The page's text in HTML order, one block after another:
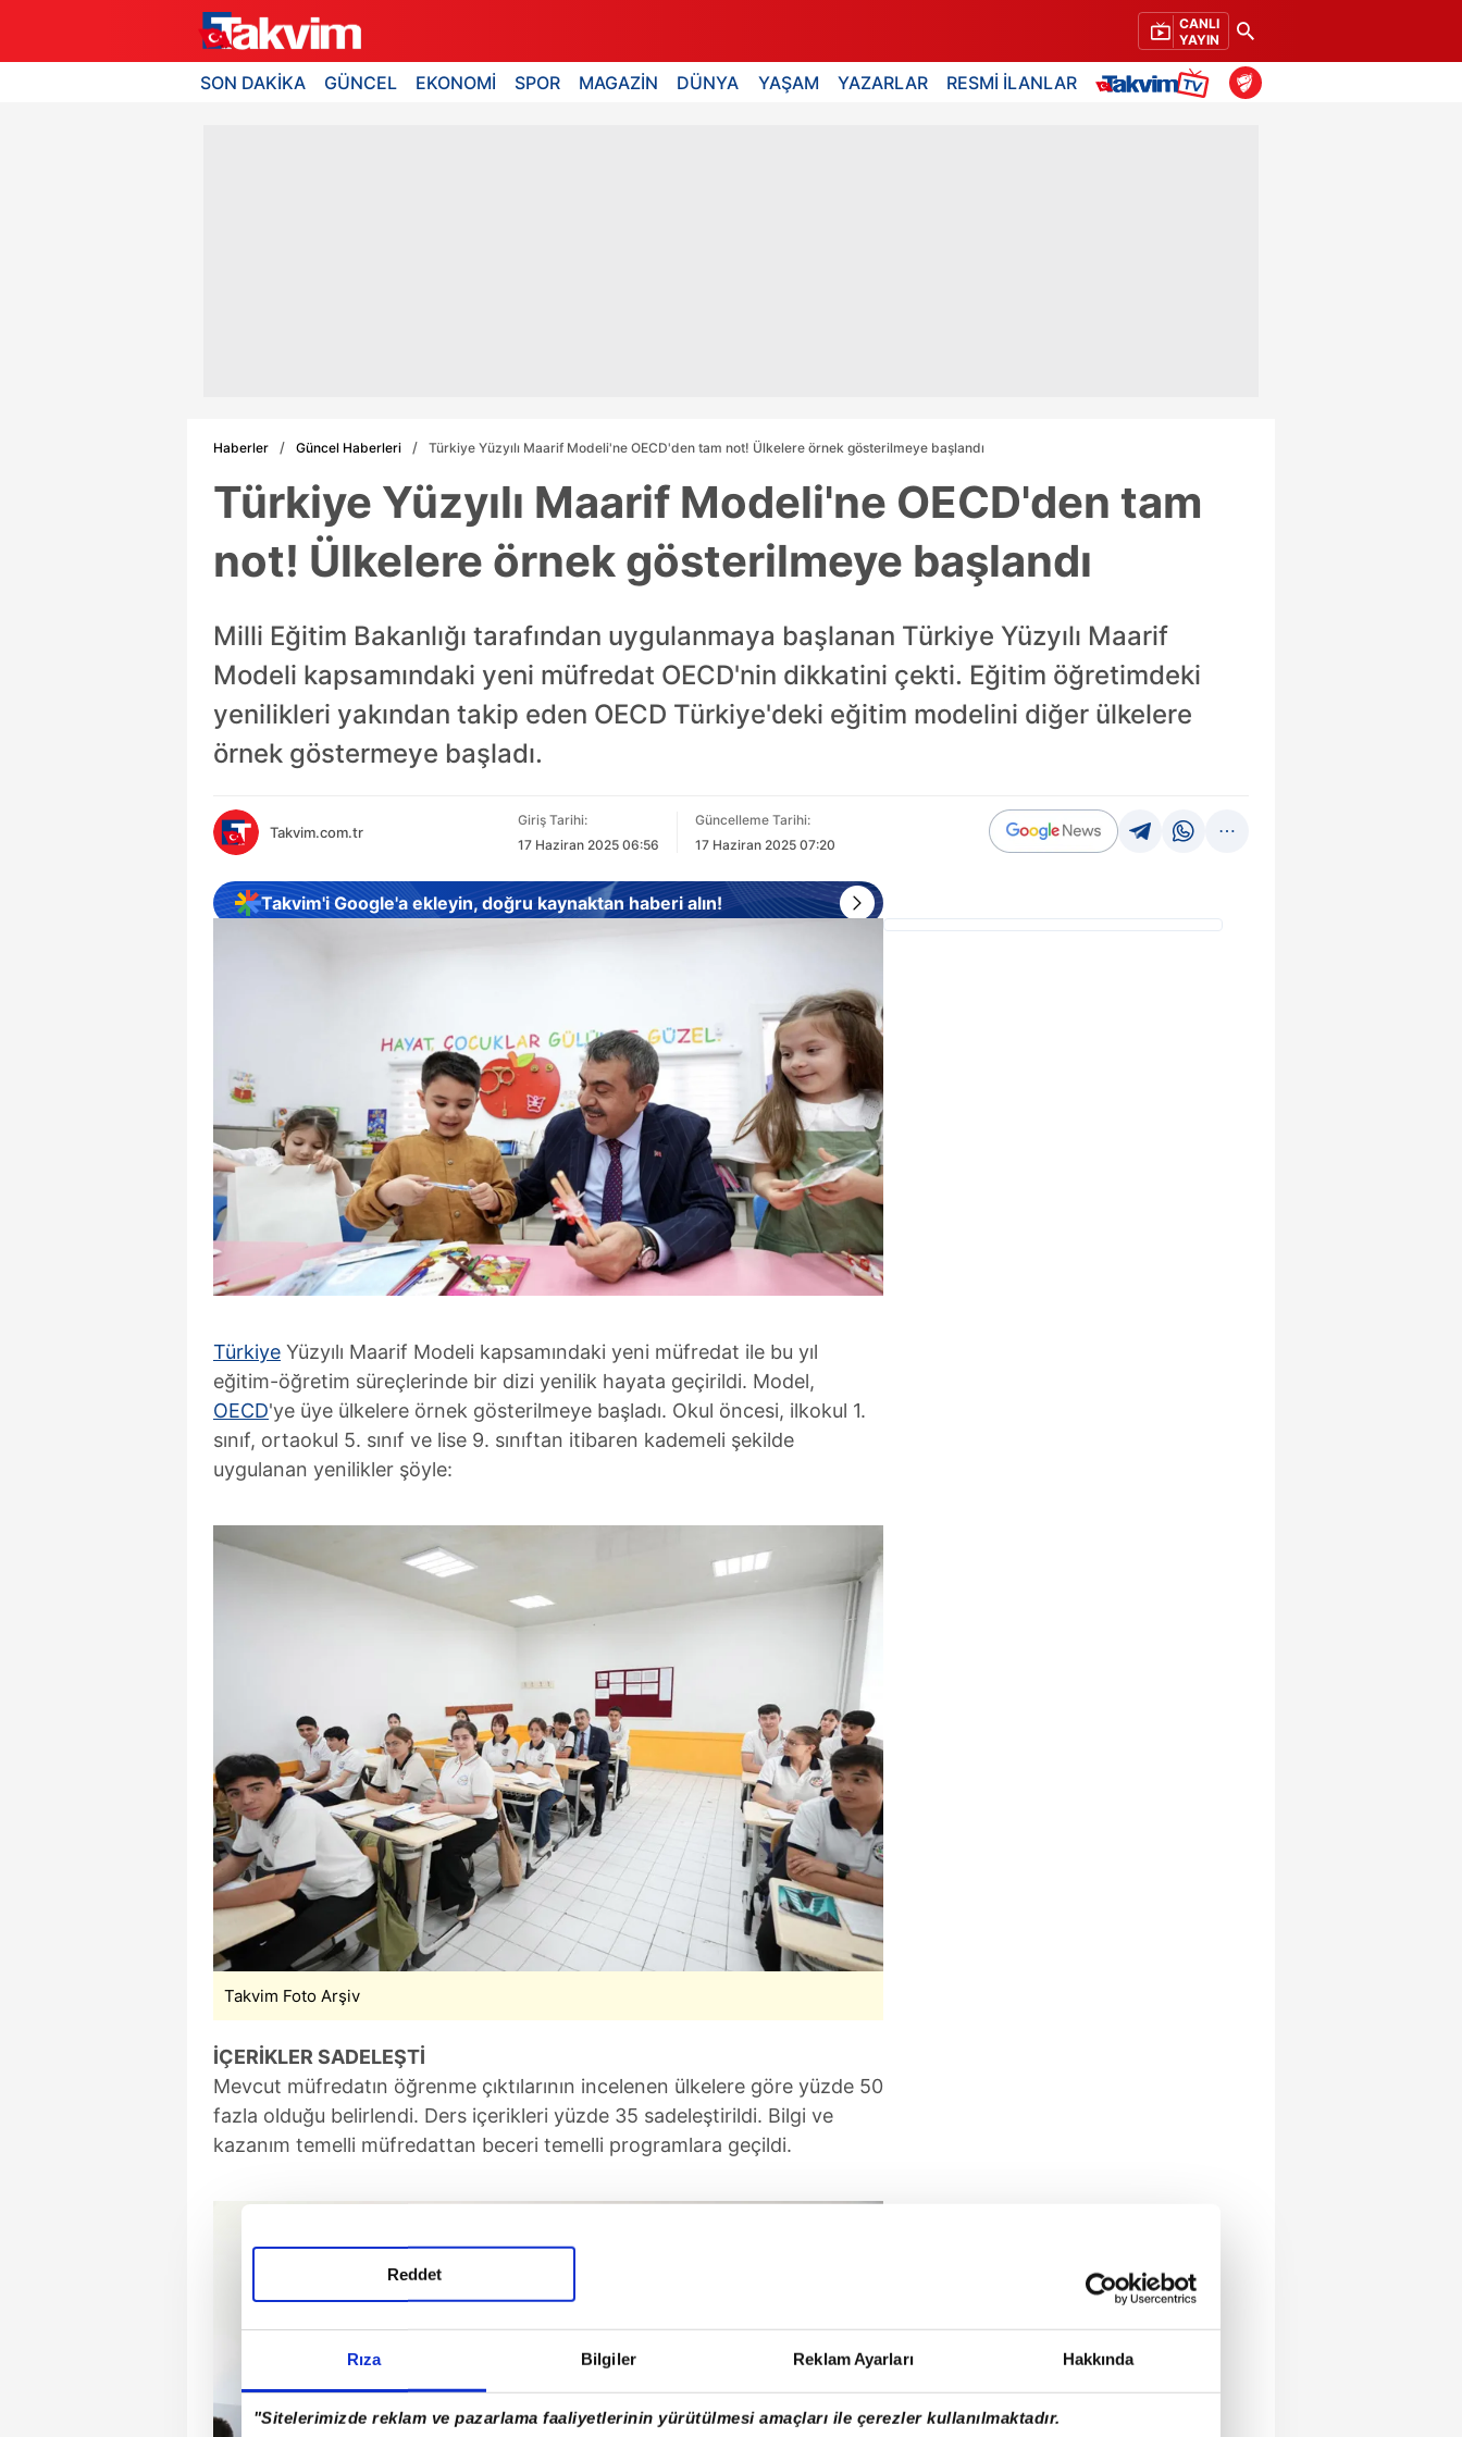
Rıza Bilgiler Reklam Ayarları Hakkında
"Sitelerimizde reklam ve pazarlama faaliyetlerinin yürütülmesi amaçları ile çerezler kullanılmaktadır.
Reddet
CANLI
YAYIN
SON DAKİKA GÜNCEL EKONOMİ SPOR MAGAZİN DÜNYA YAŞAM YAZARLAR RESMİ İLANLAR
Haberler Güncel Haberleri Türkiye Yüzyılı Maarif Modeli'ne OECD'den tam not! Ülkelere örnek gösterilmeye başlandı
Türkiye Yüzyılı Maarif Modeli'ne OECD'den tam
not! Ülkelere örnek gösterilmeye başlandı
Milli Eğitim Bakanlığı tarafından uygulanmaya başlanan Türkiye Yüzyılı Maarif
Modeli kapsamındaki yeni müfredat OECD'nin dikkatini çekti. Eğitim öğretimdeki
yenilikleri yakından takip eden OECD Türkiye'deki eğitim modelini diğer ülkelere
örnek göstermeye başladı.
Takvim.com.tr
Giriş Tarihi:
17 Haziran 2025 06:56
Güncelleme Tarihi:
17 Haziran 2025 07:20
Takvim'i Google'a ekleyin, doğru kaynaktan haberi alın!
Türkiye Yüzyılı Maarif Modeli kapsamındaki yeni müfredat ile bu yıl
eğitim-öğretim süreçlerinde bir dizi yenilik hayata geçirildi. Model,
OECD'ye üye ülkelere örnek gösterilmeye başladı. Okul öncesi, ilkokul 1.
sınıf, ortaokul 5. sınıf ve lise 9. sınıftan itibaren kademeli şekilde
uygulanan yenilikler şöyle:
Takvim Foto Arşiv
İÇERİKLER SADELEŞTİ
Mevcut müfredatın öğrenme çıktılarının incelenen ülkelere göre yüzde 50
fazla olduğu belirlendi. Ders içerikleri yüzde 35 sadeleştirildi. Bilgi ve
kazanım temelli müfredattan beceri temelli programlara geçildi.